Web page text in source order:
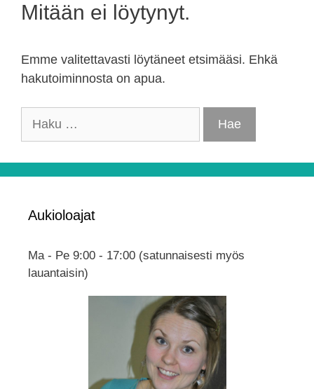
Mitään ei löytynyt.
Emme valitettavasti löytäneet etsimääsi. Ehkä
hakutoiminnosta on apua.
Haku:
Aukioloajat
Ma - Pe 9:00 - 17:00 (satunnaisesti myös
lauantaisin)